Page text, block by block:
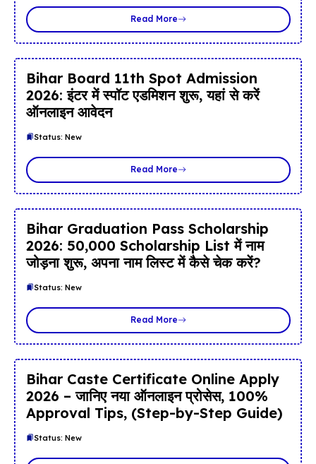
Read More
Bihar Board 11th Spot Admission
2026: इंटर में स्पॉट एडमिशन शुरू, यहां से करें
ऑनलाइन आवेदन
Status: New
Read More
Bihar Graduation Pass Scholarship
2026: ₹50,000 Scholarship List में नाम
जोड़ना शुरू, अपना नाम लिस्ट में कैसे चेक करें?
Status: New
Read More
Bihar Caste Certificate Online Apply
2026 – जानिए नया ऑनलाइन प्रोसेस, 100%
Approval Tips, (Step-by-Step Guide)
Status: New